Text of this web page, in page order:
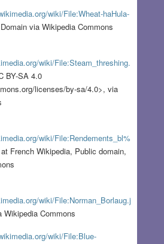
wiki/File:Wheat-haHula-
via Wikipedia Commons
wiki/File:Steam_threshing.
BY-SA 4.0
licenses/by-sa/4.0>, via
wiki/File:Rendements_bl%
French Wikipedia, Public domain,
wiki/File:Norman_Borlaug.j
Commons
wiki/File:Blue-